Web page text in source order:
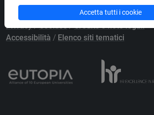
P.IVA 00816350276 - C.F. 80007720271
Privacy/Cookies/Credits e note legali
Accessibilità / Elenco siti tematici
Accetta tutti i cookie